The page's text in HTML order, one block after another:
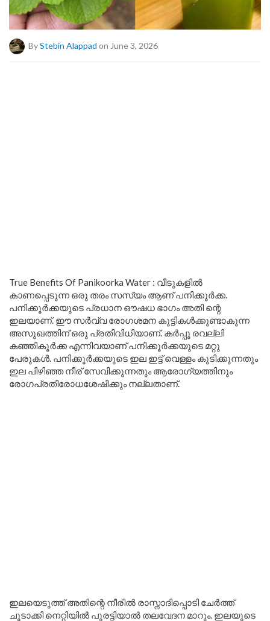
ByStebin Alappad on June 3, 2026
True Benefits Of Panikoorka Water : വീടുകളിൽ
കാണപ്പെടുന്ന ഒരു തരം സസ്യം ആണ് പനിക്കൂർക്ക.
പനിക്കൂർക്കയുടെ പ്രധാന ഔഷധ ഭാഗം അതി ന്റെ
ഇലയാണ്. ഈ സർവ്വ രോഗശമന കുട്ടികൾക്കുണ്ടാകുന്ന
അസുഖത്തിന് ഒരു പ്രതിവിധിയാണ്. കർപ്പൂ രവല്ലി
കഞ്ഞികൂർക്ക എന്നിവയാണ് പനിക്കൂർക്കയുടെ മറ്റു
പേരുകൾ. പനിക്കൂർക്കയുടെ ഇല ഇട്ട് വെള്ളം കുടിക്കുന്നതും
ഇല പിഴിഞ്ഞ നീര് സേവിക്കുന്നതും ആരോഗ്യത്തിനും
രോഗപ്രതിരോധശേഷിക്കും നല്ലതാണ്.
ഇലയെടുത്ത് അതിന്റെ നീരിൽ രാസ്നാദിപ്പൊടി ചേർത്ത്
ചൂടാക്കി നെറ്റിയിൽ പുരട്ടിയാൽ തലവേദന മാറും. ഇലയുടെ